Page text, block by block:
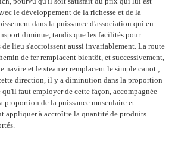
le développement de la richesse et de la
dans la puissance d'association qui en
diminue, tandis que les facilités pour
de lieu s'accroissent aussi invariablement. La route
de fer remplacent bientôt, et successivement,
navire et le steamer remplacent le simple canot ;
direction, il y a diminution dans la proportion
qu'il faut employer de cette façon, accompagnée
proportion de la puissance musculaire et
appliquer à accroître la quantité de produits